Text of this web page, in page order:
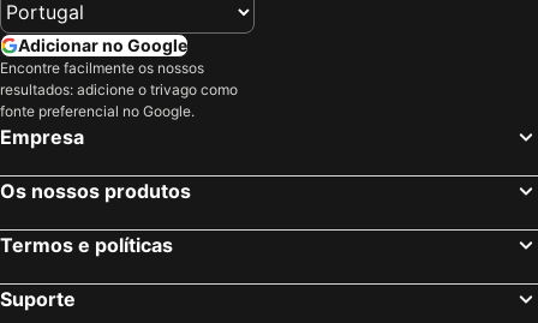
Adicionar no Google
Encontre facilmente os nossos
resultados: adicione o trivago como
fonte preferencial no Google.
Empresa
Os nossos produtos
Termos e políticas
Suporte